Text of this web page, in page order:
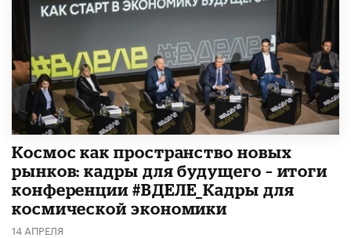
Космос как пространство новых
рынков: кадры для будущего – итоги
конференции #ВДЕЛЕ_Кадры для
космической экономики
14 АПРЕЛЯ